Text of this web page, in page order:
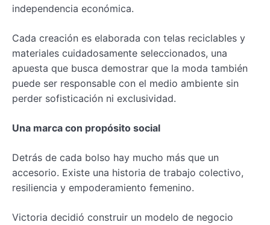
independencia económica.
Cada creación es elaborada con telas reciclables y
materiales cuidadosamente seleccionados, una
apuesta que busca demostrar que la moda también
puede ser responsable con el medio ambiente sin
perder sofisticación ni exclusividad.
Una marca con propósito social
Detrás de cada bolso hay mucho más que un
accesorio. Existe una historia de trabajo colectivo,
resiliencia y empoderamiento femenino.
Victoria decidió construir un modelo de negocio